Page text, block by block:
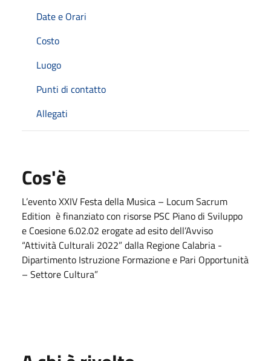
Date e Orari
Costo
Luogo
Punti di contatto
Allegati
Cos'è
L’evento XXIV Festa della Musica – Locum Sacrum
Edition è finanziato con risorse PSC Piano di Sviluppo
e Coesione 6.02.02 erogate ad esito dell’Avviso
“Attività Culturali 2022” dalla Regione Calabria -
Dipartimento Istruzione Formazione e Pari Opportunità
– Settore Cultura”